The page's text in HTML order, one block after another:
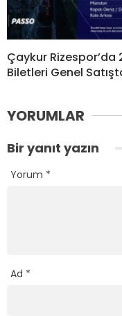
Çaykur
Biletleri Genel
YORUMLAR
Bir yanıt yazın
Yorum *
Ad *